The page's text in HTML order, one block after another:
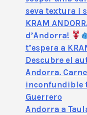
seva textura i
KRAM
d’Andorra!
t’espera a
Descubre el
Andorra.
inconfundible
Guerrero
Andorra a